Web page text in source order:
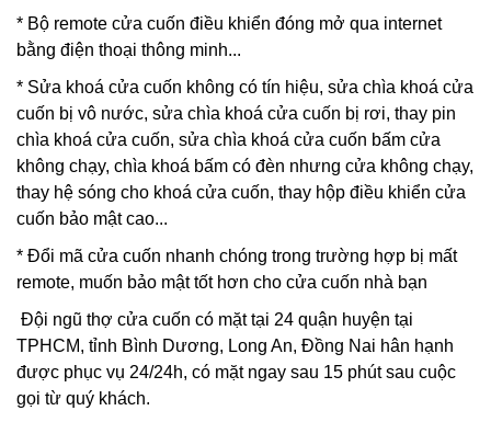
* Bộ remote cửa cuốn điều khiển đóng mở qua internet
bằng điện thoại thông minh...
* Sửa khoá cửa cuốn không có tín hiệu, sửa chìa khoá cửa
cuốn bị vô nước, sửa chìa khoá cửa cuốn bị rơi, thay pin
chìa khoá cửa cuốn, sửa chìa khoá cửa cuốn bấm cửa
không chạy, chìa khoá bấm có đèn nhưng cửa không chạy,
thay hệ sóng cho khoá cửa cuốn, thay hộp điều khiển cửa
cuốn bảo mật cao...
* Đổi mã cửa cuốn nhanh chóng trong trường hợp bị mất
remote, muốn bảo mật tốt hơn cho cửa cuốn nhà bạn
Đội ngũ thợ cửa cuốn có mặt tại 24 quận huyện tại
TPHCM, tỉnh Bình Dương, Long An, Đồng Nai hân hạnh
được phục vụ 24/24h, có mặt ngay sau 15 phút sau cuộc
gọi từ quý khách.